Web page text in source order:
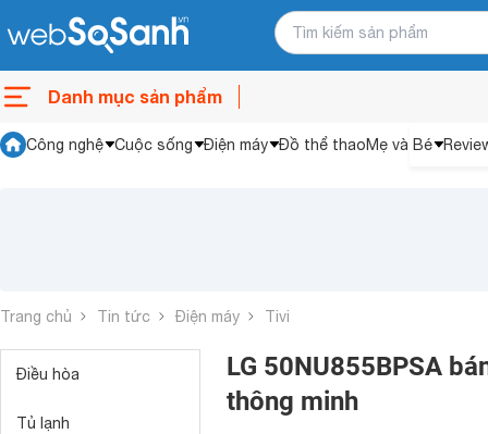
Danh mục sản phẩm
Công nghệ Cuộc sống Điện máy Đồ thể thaoMẹ và Bé
Trang chủ Tin tức Điện máy Tivi
Điều hòa
Tủ lạnh
LG 50NU855BPSA
thông minh